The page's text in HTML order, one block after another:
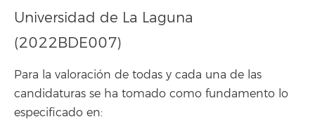
Universidad de La Laguna
(2022BDE007)
Para la valoración de todas y cada una de las
candidaturas se ha tomado como fundamento lo
especificado en: